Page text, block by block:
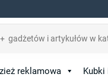
reklamowa Kubki